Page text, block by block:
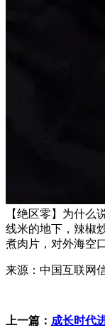
【绝区零】为什么
线米的地下，辣椒
煮肉片，对外海空
来源：中国互联网
上一篇： 成长时代